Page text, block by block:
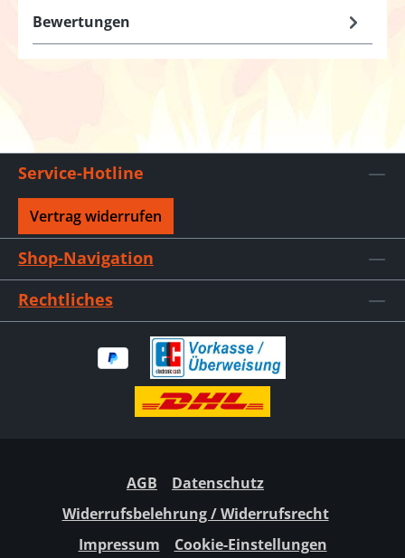
Bewertungen
Service-Hotline
Vertrag widerrufen
Shop-Navigation
Rechtliches
AGB
Datenschutz
Widerrufsbelehrung / Widerrufsrecht
Impressum
Cookie-Einstellungen